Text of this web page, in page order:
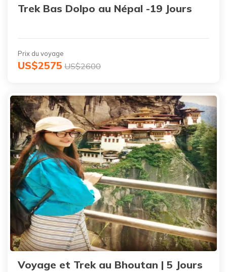
Trek Bas Dolpo au Népal -19 Jours
Prix du voyage
US$2575 US$2600
Voyage et Trek au Bhoutan | 5 Jours